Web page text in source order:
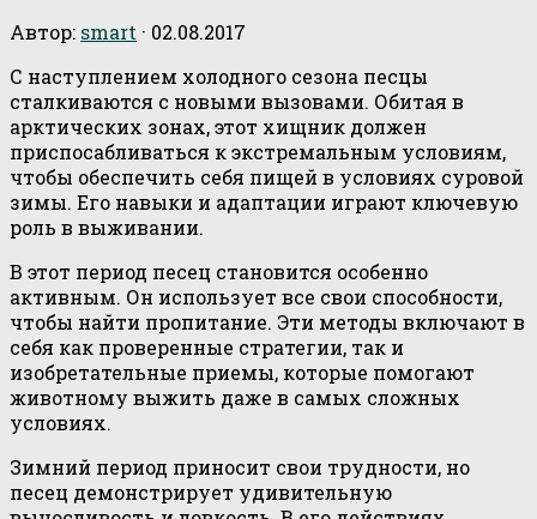
Автор: smart · 02.08.2017
С наступлением холодного сезона песцы
сталкиваются с новыми вызовами. Обитая в
арктических зонах, этот хищник должен
приспосабливаться к экстремальным условиям,
чтобы обеспечить себя пищей в условиях суровой
зимы. Его навыки и адаптации играют ключевую
роль в выживании.
В этот период песец становится особенно
активным. Он использует все свои способности,
чтобы найти пропитание. Эти методы включают в
себя как проверенные стратегии, так и
изобретательные приемы, которые помогают
животному выжить даже в самых сложных
условиях.
Зимний период приносит свои трудности, но
песец демонстрирует удивительную